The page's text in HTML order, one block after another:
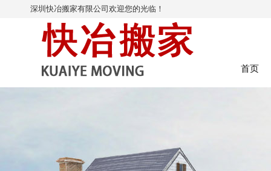
深圳快冶搬家有限公司欢迎您的光临！
首页